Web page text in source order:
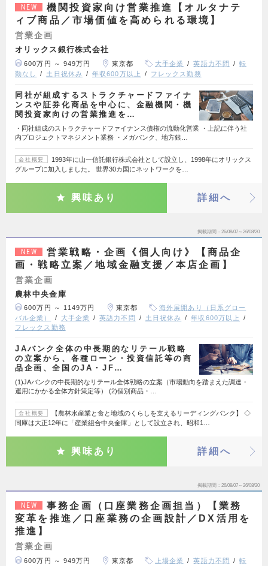
NEW
機関投資家向け営業推進【オルタナテ
ィブ商品／市場価値を高められる環境】
営業企画
オリックス銀行株式会社
600万円 ～ 949万円 東京都 大手企業 英語力不問
転
勤なし
土日祝休み 年収600万以上 フレックス勤務
同社が組成するストラクチャードファイナ
ンスや証券化商品を中心に、金融機関・機
関投資家向けの営業推進を…
・同社組成のストラクチャードファイナンス債権の流動化営業 ・上記に伴う社
内プロジェクトマネジメント業務 ・メガバンク、地方銀…
会社概要
1993年に山一信託銀行株式会社として設立し、1998年にオリックス
グループに加入しました。 世界30カ国にネットワークを…
興味あり 詳細へ
掲載期間 26/08/07～26/08/20
NEW
営業戦略・企画《個人向け》【商品企
画・戦略立案／地域金融支援／本店企画】
営業企画
農林中央金庫
600万円 ～ 1149万円 東京都
海外展開あり（日系グロー
バル企業）
大手企業 英語力不問 土日祝休み
年収600万以上
フレックス勤務
JAバンク全体の中長期的なリテール戦略
の立案から、各種ローン・投資信託等の商
品企画、全国のJA・JF…
(1)JAバンクの中長期的なリテール全体戦略の立案（市場動向を踏まえた調達・
運用にかかる全体方針策定等） (2)個別商品・…
会社概要
【農林水産業と食と地域のくらしを支えるリーディングバンク】 ◇
同庫は大正12年に「産業組合中央金庫」として設立され、昭和1…
興味あり 詳細へ
掲載期間 26/08/07～26/08/20
NEW
事務企画（口座業務企画担当）【業務
変革を推進／口座業務の企画設計／DX活用を
推進】
営業企画
600万円 ～ 949万円 東京都 上場企業 英語力不問
転